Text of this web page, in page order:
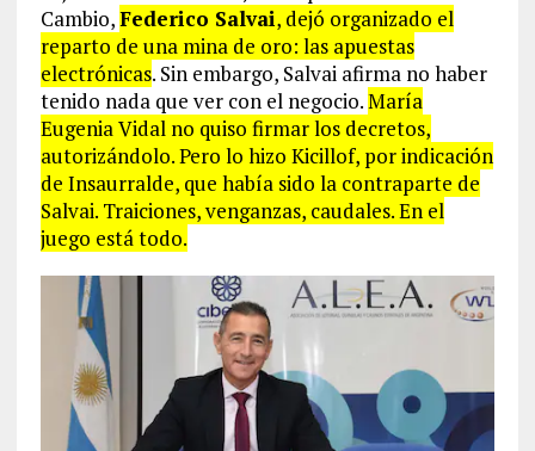
Cambio,Federico Salvai, dejó organizado el
reparto de una mina de oro: las apuestas
electrónicas. Sin embargo, Salvai afirma no haber
tenido nada que ver con el negocio.María
Eugenia Vidal no quiso firmar los decretos,
autorizándolo. Pero lo hizo Kicillof, por indicación
de Insaurralde, que había sido la contraparte de
Salvai. Traiciones, venganzas, caudales. En el
juego está todo.